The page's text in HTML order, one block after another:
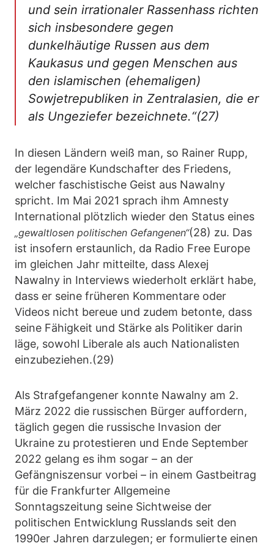
und sein irrationaler Rassenhass richten
sich insbesondere gegen
dunkelhäutige Russen aus dem
Kaukasus und gegen Menschen aus
den islamischen (ehemaligen)
Sowjetrepubliken in Zentralasien, die er
als Ungeziefer bezeichnete.“(27)
In diesen Ländern weiß man, so Rainer Rupp,
der legendäre Kundschafter des Friedens,
welcher faschistische Geist aus Nawalny
spricht. Im Mai 2021 sprach ihm Amnesty
International plötzlich wieder den Status eines
„gewaltlosen politischen Gefangenen“(28) zu. Das
ist insofern erstaunlich, da Radio Free Europe
im gleichen Jahr mitteilte, dass Alexej
Nawalny in Interviews wiederholt erklärt habe,
dass er seine früheren Kommentare oder
Videos nicht bereue und zudem betonte, dass
seine Fähigkeit und Stärke als Politiker darin
läge, sowohl Liberale als auch Nationalisten
einzubeziehen.(29)
Als Strafgefangener konnte Nawalny am 2.
März 2022 die russischen Bürger auffordern,
täglich gegen die russische Invasion der
Ukraine zu protestieren und Ende September
2022 gelang es ihm sogar – an der
Gefängniszensur vorbei – in einem Gastbeitrag
für die Frankfurter Allgemeine
Sonntagszeitung seine Sichtweise der
politischen Entwicklung Russlands seit den
1990er Jahren darzulegen; er formulierte einen